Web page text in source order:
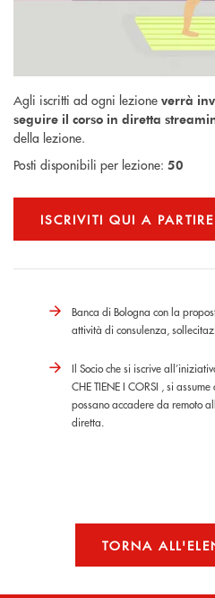
Agli iscritti ad ogni lezione verrà
seguire il corso in diretta
della lezione.
Posti disponibili per lezione: 50
ISCRIVITI QUI A
Banca di Bologna con la
attività di consulenza,
Il Socio che si iscrive
CHE TIENE I CORSI , si
possano accadere da remoto
diretta.
TORNA